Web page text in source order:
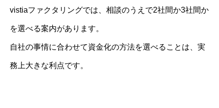
vistiaファクタリングでは、相談のうえで2社間か3社間か
を選べる案内があります。
自社の事情に合わせて資金化の方法を選べることは、実
務上大きな利点です。